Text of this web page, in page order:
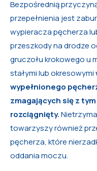
Bezpośrednią
przepełnienia jest
wypieracza pęcherza
przeszkody na drodze
gruczołu krokowego u
stałymi lub okresowymi
wypełnionego
zmagających się z
rozciągnięty.
towarzyszy również
pęcherza, które
oddania moczu.